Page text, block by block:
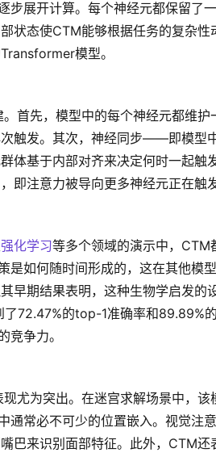
步展开计算。每个神经元都保留了
状态使CTM能够根据任务的复杂
模型。
首先，模型中的每个神经元都维护
触发。其次，神经同步——即模型
基于内部对齐来决定何时一起触
即注意力被导向更多神经元正在触
强化学习等多个领域的演示中，CTM
是如何随时间形成的，这在其他模
早期结果表明，这种生物学启发的
72.47%的top-1准确率和89.89%
争力。
尤为突出。在迷宫求解场景中，
通常必不可少的位置嵌入。视觉注
巴来识别面部特征。此外，CTM